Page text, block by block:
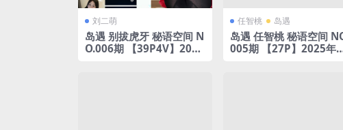
刘二萌
岛遇 别拔虎牙 秘语空间 N
O.006期 【39P4V】2025
任智桃 岛遇
岛遇 任智桃 秘语空间
005期 【27P】2025年